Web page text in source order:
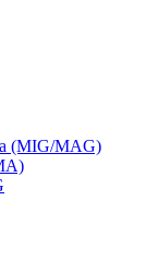
(MIG/MAG)